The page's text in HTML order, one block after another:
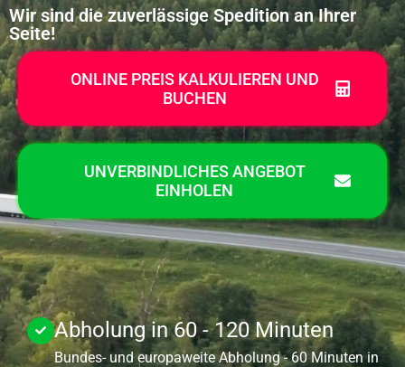
Wir sind die zuverlässige Spedition an Ihrer
Seite!
ONLINE PREIS KALKULIEREN UND
BUCHEN
UNVERBINDLICHES ANGEBOT
EINHOLEN
Abholung in 60 - 120 Minuten
Bundes- und europaweite Abholung - 60 Minuten in